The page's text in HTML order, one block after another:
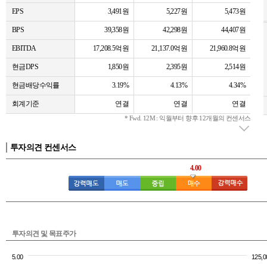
EPS 3,491원 5,227원 5,473원
BPS 39,358원 42,298원 44,407원
EBITDA 17,208.5억원 21,137.0억원 21,960.8억원
현금DPS 1,850원 2,395원 2,514원
현금배당수익률 3.19% 4.13% 4.34%
회계기준 연결 연결 연결
* Fwd. 12M : 익월부터 향후 12개월의 컨센서스
투자의견 컨센서스
4.00
투자의견 및 목표주가
5.00